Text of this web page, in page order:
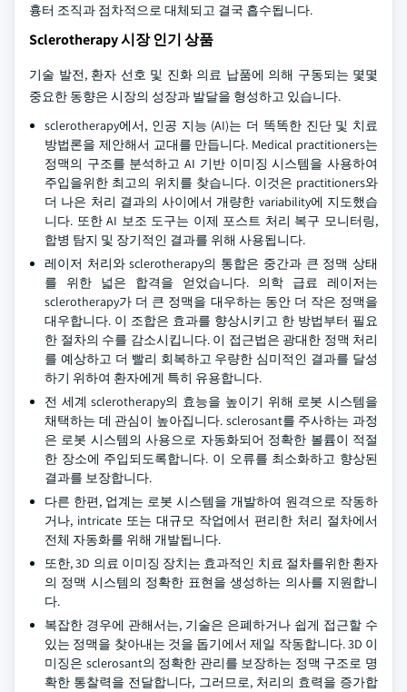
흉터 조직과 점차적으로 대체되고 결국 흡수됩니다.
Sclerotherapy 시장 인기 상품
기술 발전, 환자 선호 및 진화 의료 납품에 의해 구동되는 몇몇
중요한 동향은 시장의 성장과 발달을 형성하고 있습니다.
sclerotherapy에서, 인공 지능 (AI)는 더 똑똑한 진단 및 치료
방법론을 제안해서 교대를 만듭니다. Medical practitioners는
정맥의 구조를 분석하고 AI 기반 이미징 시스템을 사용하여
주입을위한 최고의 위치를 찾습니다. 이것은 practitioners와
더 나은 처리 결과의 사이에서 개량한 variability에 지도했습
니다. 또한 AI 보조 도구는 이제 포스트 처리 복구 모니터링,
합병 탐지 및 장기적인 결과를 위해 사용됩니다.
레이저 처리와 sclerotherapy의 통합은 중간과 큰 정맥 상태
를 위한 넓은 합격을 얻었습니다. 의학 급료 레이저는
sclerotherapy가 더 큰 정맥을 대우하는 동안 더 작은 정맥을
대우합니다. 이 조합은 효과를 향상시키고 한 방법부터 필요
한 절차의 수를 감소시킵니다. 이 접근법은 광대한 정맥 처리
를 예상하고 더 빨리 회복하고 우량한 심미적인 결과를 달성
하기 위하여 환자에게 특히 유용합니다.
전 세계 sclerotherapy의 효능을 높이기 위해 로봇 시스템을
채택하는 데 관심이 높아집니다. sclerosant를 주사하는 과정
은 로봇 시스템의 사용으로 자동화되어 정확한 볼륨이 적절
한 장소에 주입되도록합니다. 이 오류를 최소화하고 향상된
결과를 보장합니다.
다른 한편, 업계는 로봇 시스템을 개발하여 원격으로 작동하
거나, intricate 또는 대규모 작업에서 편리한 처리 절차에서
전체 자동화를 위해 개발됩니다.
또한, 3D 의료 이미징 장치는 효과적인 치료 절차를위한 환자
의 정맥 시스템의 정확한 표현을 생성하는 의사를 지원합니
다.
복잡한 경우에 관해서는, 기술은 은폐하거나 쉽게 접근할 수
있는 정맥을 찾아내는 것을 돕기에서 제일 작동합니다. 3D 이
미징은 sclerosant의 정확한 관리를 보장하는 정맥 구조로 명
확한 통찰력을 전달합니다, 그러므로, 처리의 효력을 증가합